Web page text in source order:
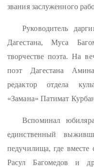
звания заслуженного
Руководитель
Дагестана, Муса
творчестве поэта. На
поэт Дагестана
редактор отдела
«Замана» Патимат
Вспоминал
единственный
педучилища, где
Расул Багомедов и